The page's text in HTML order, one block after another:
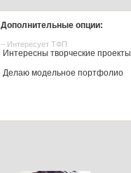
Дополнительные опции:
– Интересует ТФП
Интересны творческие проекты
Делаю модельное портфолио